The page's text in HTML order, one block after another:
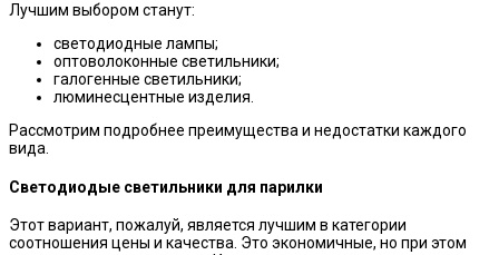
Лучшим выбором станут:
светодиодные лампы;
оптоволоконные светильники;
галогенные светильники;
люминесцентные изделия.
Рассмотрим подробнее преимущества и недостатки каждого
вида.
Светодиодые светильники для парилки
Этот вариант, пожалуй, является лучшим в категории
соотношения цены и качества. Это экономичные, но при этом